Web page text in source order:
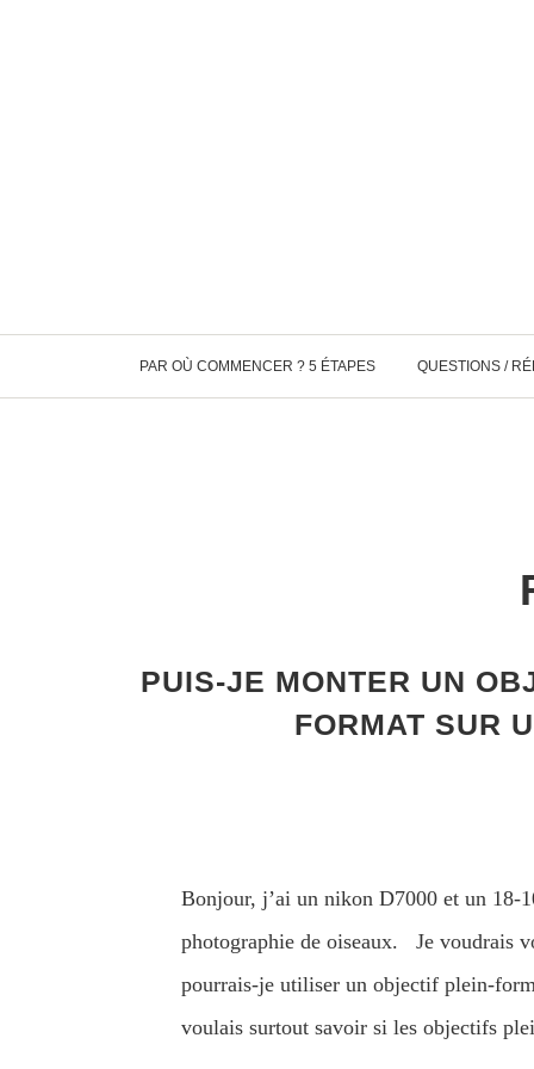
PAR OÙ COMMENCER ? 5 ÉTAPES QUESTIONS /
PUIS-JE MONTER UN
FORMAT SUR
Bonjour, j’ai un nikon D7000 et un 18-
photographie de oiseaux. Je voudrais
pourrais-je utiliser un objectif plein-
voulais surtout savoir si les objectifs